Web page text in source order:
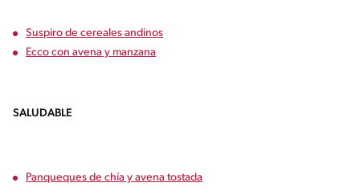
Suspiro de cereales andinos
Ecco con avena y manzana
SALUDABLE
Panqueques de chía y avena tostada